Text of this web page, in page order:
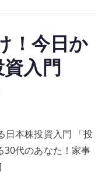
！今日か
入門
日本株投資入門 「投
代のあなた！家事